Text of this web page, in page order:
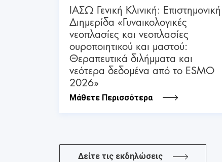
ΙΑΣΩ Γενική Κλινική: Επιστημονική
Διημερίδα «Γυναικολογικές
νεοπλασίες και νεοπλασίες
ουροποιητικού και μαστού:
Θεραπευτικά διλήμματα και
νεότερα δεδομένα από το ESMO
2026»
Μάθετε Περισσότερα
Δείτε τις εκδηλώσεις